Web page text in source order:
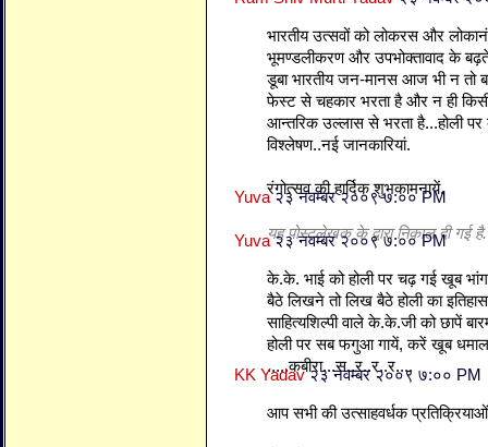
भारतीय उत्सवों को लोकरस और
भूमण्डलीकरण और उपभोक्तावाद के
डूबा भारतीय जन-मानस आज भी न तो
फेस्ट से चहकार भरता है और न ही
आन्तरिक उल्लास से भरता है...होली
विश्लेषण..नई जानकारियां.
रंगोत्सव की हार्दिक शुभकामनायें.
Yuva २३ नवम्बर २००९ ७:०० PM
यह पोस्टलेखक के द्वारा निकाल दी गई है.
Yuva २३ नवम्बर २००९ ७:०० PM
के.के. भाई को होली पर चढ़ गई खूब
बैठे लिखने तो लिख बैठे होली का
साहित्यशिल्पी वाले के.के.जी को छापें
होली पर सब फगुआ गायें, करें खूब
.....कबीरा...स..र..र..र....
KK Yadav २३ नवम्बर २००९ ७:०० PM
आप सभी की उत्साहवर्धक